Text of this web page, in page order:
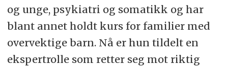
og unge, psykiatri og somatikk og har
blant annet holdt kurs for familier med
overvektige barn. Nå er hun tildelt en
ekspertrolle som retter seg mot riktig